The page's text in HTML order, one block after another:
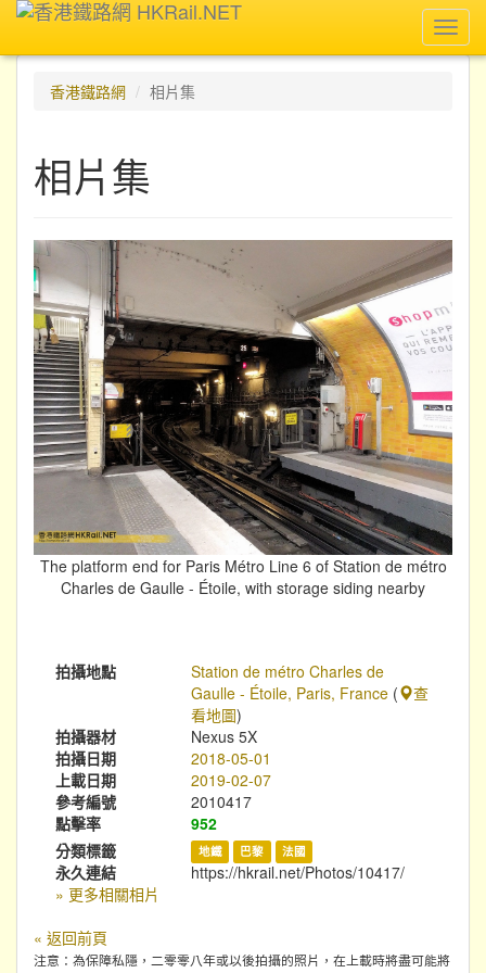
香港鐵路網
相片集
相片集
The platform end for Paris Métro Line 6 of Station de métro
Charles de Gaulle - Étoile, with storage siding nearby
拍攝地點
Station de métro Charles de
Gaulle - Étoile, Paris, France (
查
看地圖)
拍攝器材
Nexus 5X
拍攝日期
2018-05-01
上載日期
2019-02-07
參考編號
2010417
點擊率
952
分類標籤
地鐵 巴黎 法國
永久連結
https://hkrail.net/Photos/10417/
» 更多相關相片
« 返回前頁
注意：為保障私隱，二零零八年或以後拍攝的照片，在上載時將盡可能將